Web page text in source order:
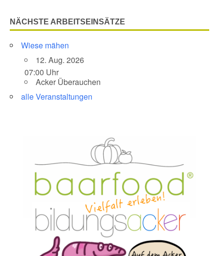
NÄCHSTE ARBEITSEINSÄTZE
Wiese mähen
12. Aug. 2026
07:00 Uhr
Acker Überauchen
alle Veranstaltungen